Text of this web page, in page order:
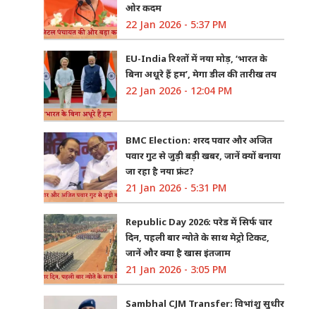
ओर कदम
22 Jan 2026 - 5:37 PM
EU-India रिश्तों में नया मोड़, ‘भारत के
बिना अधूरे हैं हम’, मेगा डील की तारीख तय
22 Jan 2026 - 12:04 PM
BMC Election: शरद पवार और अजित
पवार गुट से जुड़ी बड़ी खबर, जानें क्यों बनाया
जा रहा है नया फ्रंट?
21 Jan 2026 - 5:31 PM
Republic Day 2026: परेड में सिर्फ चार
दिन, पहली बार न्योते के साथ मेट्रो टिकट,
जानें और क्या है खास इंतजाम
21 Jan 2026 - 3:05 PM
Sambhal CJM Transfer: विभांशु सुधीर